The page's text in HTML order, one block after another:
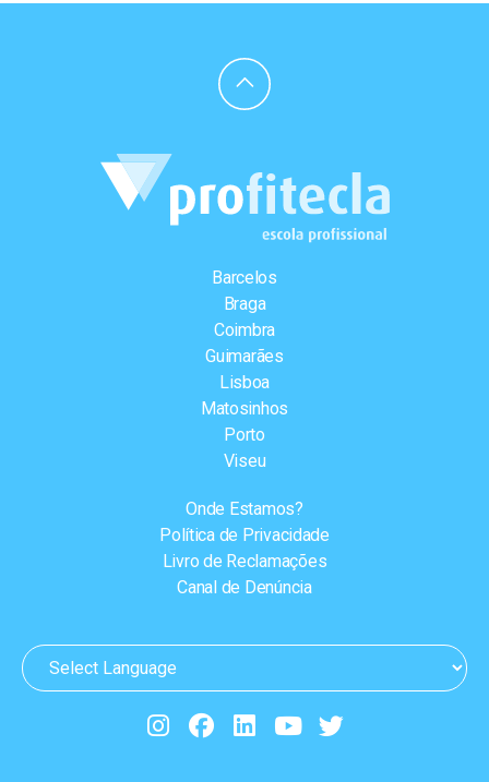
Barcelos
Braga
Coimbra
Guimarães
Lisboa
Matosinhos
Porto
Viseu
Onde Estamos?
Política de Privacidade
Livro de Reclamações
Canal de Denúncia